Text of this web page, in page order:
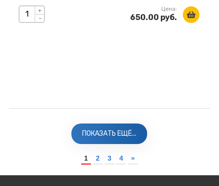
+
-
Цена:
650.00 руб.
ПОКАЗАТЬ ЕЩЁ...
1 2 3 4 »